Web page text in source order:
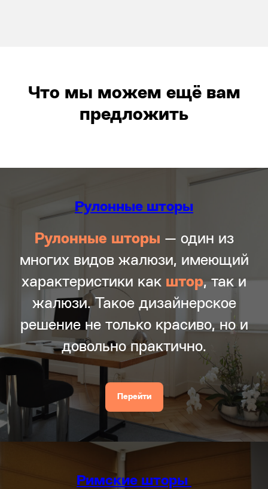
Что мы можем ещё вам
предложить
Рулонные шторы
Рулонные шторы — один из
многих видов жалюзи, имеющий
характеристики как штор, так и
жалюзи. Такое дизайнерское
решение не только красиво, но и
довольно практично.
Перейти
Римские шторы